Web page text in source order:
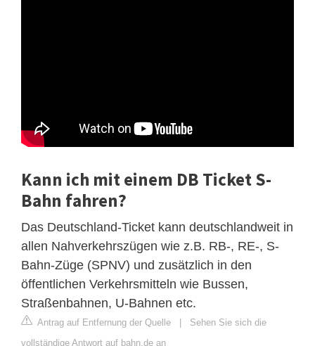
Kann ich mit einem DB Ticket S-
Bahn fahren?
Das Deutschland-Ticket kann deutschlandweit in
allen Nahverkehrszügen wie z.B. RB-, RE-, S-
Bahn-Züge (SPNV) und zusätzlich in den
öffentlichen Verkehrsmitteln wie Bussen,
Straßenbahnen, U-Bahnen etc.
Antrag auf Entfernung der Quelle | Sehen Sie sich die
vollständige Antwort auf bahn.de an